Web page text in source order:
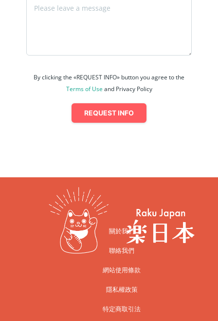
By clicking the «REQUEST INFO» button you agree to the
Terms of Use and Privacy Policy
REQUEST INFO
關於我們
聯絡我們
網站使用條款
隱私權政策
特定商取引法